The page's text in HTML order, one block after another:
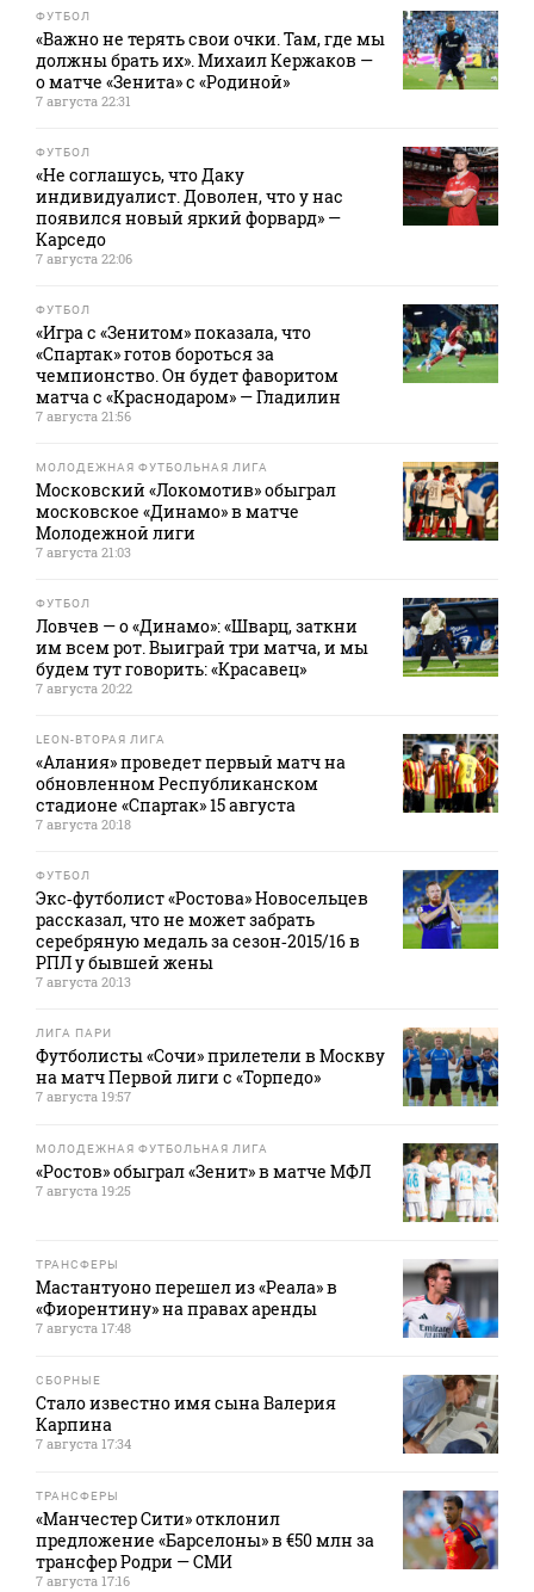
ФУТБОЛ
«Важно не терять свои очки. Там, где мы
должны брать их». Михаил Кержаков —
о матче «Зенита» с «Родиной»
7 августа 22:31
ФУТБОЛ
«Не соглашусь, что Даку
индивидуалист. Доволен, что у нас
появился новый яркий форвард» —
Карседо
7 августа 22:06
ФУТБОЛ
«Игра с «Зенитом» показала, что
«Спартак» готов бороться за
чемпионство. Он будет фаворитом
матча с «Краснодаром» — Гладилин
7 августа 21:56
МОЛОДЕЖНАЯ ФУТБОЛЬНАЯ ЛИГА
Московский «Локомотив» обыграл
московское «Динамо» в матче
Молодежной лиги
7 августа 21:03
ФУТБОЛ
Ловчев — о «Динамо»: «Шварц, заткни
им всем рот. Выиграй три матча, и мы
будем тут говорить: «Красавец»
7 августа 20:22
LEON-ВТОРАЯ ЛИГА
«Алания» проведет первый матч на
обновленном Республиканском
стадионе «Спартак» 15 августа
7 августа 20:18
ФУТБОЛ
Экс‑футболист «Ростова» Новосельцев
рассказал, что не может забрать
серебряную медаль за сезон‑2015/16 в
РПЛ у бывшей жены
7 августа 20:13
ЛИГА ПАРИ
Футболисты «Сочи» прилетели в Москву
на матч Первой лиги с «Торпедо»
7 августа 19:57
МОЛОДЕЖНАЯ ФУТБОЛЬНАЯ ЛИГА
«Ростов» обыграл «Зенит» в матче МФЛ
7 августа 19:25
ТРАНСФЕРЫ
Мастантуоно перешел из «Реала» в
«Фиорентину» на правах аренды
7 августа 17:48
СБОРНЫЕ
Стало известно имя сына Валерия
Карпина
7 августа 17:34
ТРАНСФЕРЫ
«Манчестер Сити» отклонил
предложение «Барселоны» в €50 млн за
трансфер Родри — СМИ
7 августа 17:16